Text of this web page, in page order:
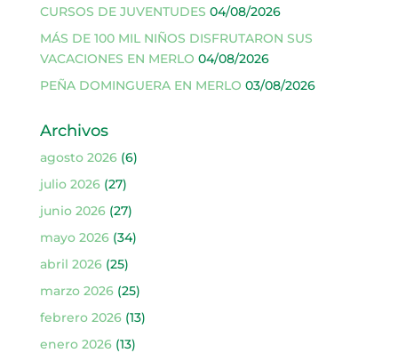
CURSOS DE JUVENTUDES 04/08/2026
MÁS DE 100 MIL NIÑOS DISFRUTARON SUS
VACACIONES EN MERLO 04/08/2026
PEÑA DOMINGUERA EN MERLO 03/08/2026
Archivos
agosto 2026(6)
julio 2026(27)
junio 2026(27)
mayo 2026(34)
abril 2026(25)
marzo 2026(25)
febrero 2026(13)
enero 2026(13)